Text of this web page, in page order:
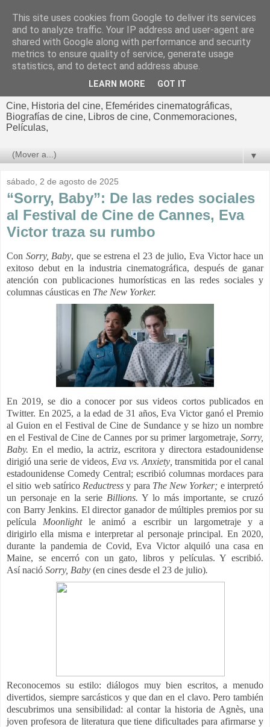
El cultural
cinematográfico de Jorge
Cine, Historia del cine, Efemérides cinematográficas,
Biografías de cine, Libros de cine, Conmemoraciones,
Películas,
▼
sábado, 2 de agosto de 2025
“Sorry, Baby”: De las redes sociales
al Festival de Cine de Cannes, Eva
Victor traza su rumbo
Con Sorry, Baby, que se estrena el 23 de julio, Eva Victor hace un
exitoso debut en la industria cinematográfica, después de ganar
atención con publicaciones humorísticas en las redes sociales y
columnas cáusticas en The New Yorker.
En 2019, se dio a conocer por sus videos cortos publicados en
Twitter. En 2025, a la edad de 31 años, Eva Victor ganó el Premio
al Guion en el Festival de Cine de Sundance y se hizo un nombre
en el Festival de Cine de Cannes por su primer largometraje, Sorry,
Baby. En el medio, la actriz, escritora y directora estadounidense
dirigió una serie de videos, Eva vs. Anxiety transmitida por el canal
estadounidense Comedy Central; escribió columnas mordaces para
el sitio web satírico Reductress y para The New Yorker; e interpretó
un personaje en la serie Billions. Y lo más importante, se cruzó
con Barry Jenkins. El director ganador de múltiples premios por su
película Moonlight le animó a escribir un largometraje ya
dirigirlo ella misma e interpretar al personaje principal. En 2020,
durante la pandemia de Covid, Eva Victor alquiló una casa en
Maine, se encerró con un gato, libros y películas. Y escribió.
Asínació Sorry, Baby (en cines desde el 23 de julio).
Reconocemos su estilo: diálogos muy bien escritos, a menudo
divertidos, siempre sarcásticos y que dan en el clavo. Pero también
descubrimos una sensibilidad: al contar la historia de Agnès, una
joven profesora de literatura que tiene dificultades para afirmarse y
This site uses cookies from Google to deliver its services
and to analyze traffic. Your IP address and user-agent are
shared with Google along with performance and security
metrics to ensure quality of service, generate usage
statistics, and to detect and address abuse.
LEARN MORE GOT IT